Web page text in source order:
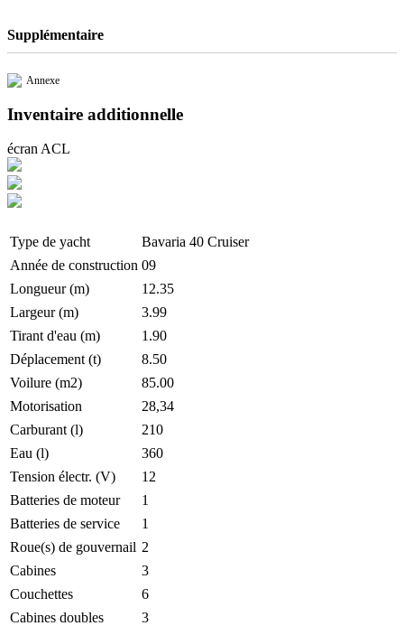
Supplémentaire
Annexe
Inventaire additionnelle
écran ACL
Type de yacht
Bavaria 40 Cruiser
Année de construction 09
Longueur (m)
12.35
Largeur (m)
3.99
Tirant d'eau (m)
1.90
Déplacement (t)
8.50
Voilure (m2)
85.00
Motorisation
28,34
Carburant (l)
210
Eau (l)
360
Tension électr. (V)
12
Batteries de moteur
1
Batteries de service
1
Roue(s) de gouvernail 2
Cabines
3
Couchettes
6
Cabines doubles
3